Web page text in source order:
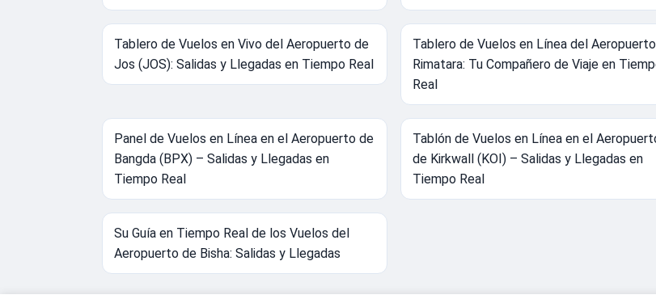
Tablero de Vuelos en Vivo del Aeropuerto de
Jos (JOS): Salidas y Llegadas en Tiempo Real
Tablero de Vuelos en Línea del
Rimatara: Tu Compañero de Viaje en
Real
Panel de Vuelos en Línea en el Aeropuerto de
Bangda (BPX) – Salidas y Llegadas en
Tiempo Real
Tablón de Vuelos en Línea en el
de Kirkwall (KOI) – Salidas y Llegadas en
Tiempo Real
Su Guía en Tiempo Real de los Vuelos del
Aeropuerto de Bisha: Salidas y Llegadas